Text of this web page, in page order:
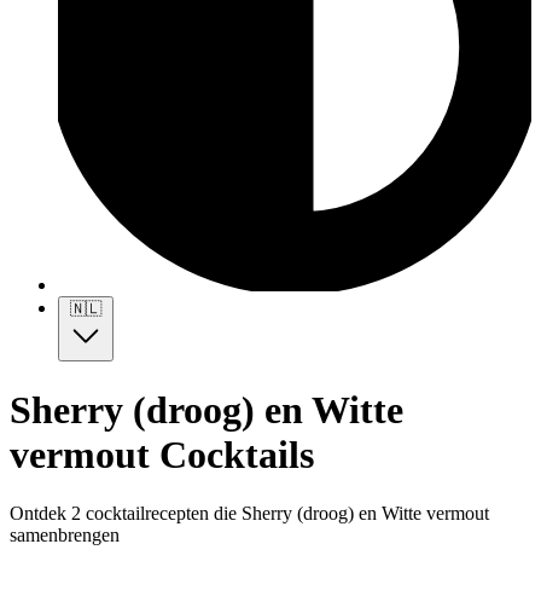
🇳🇱
Sherry (droog) en Witte
vermout Cocktails
Ontdek 2 cocktailrecepten die Sherry (droog) en Witte vermout
samenbrengen